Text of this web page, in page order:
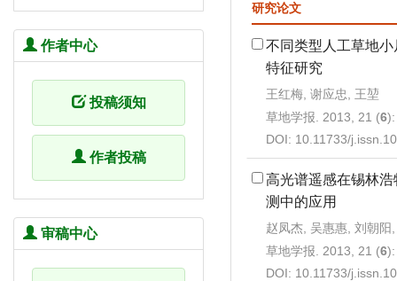
研究论文
不同类型人工草地
特征研究
王红梅, 谢应忠, 王堃
草地学报. 2013, 21 (6
DOI: 10.11733/
高光谱遥感在锡林
测中的应用
赵凤杰, 吴惠惠, 刘朝
草地学报. 2013, 21 (6
DOI: 10.11733/
作者中心
投稿须知
作者投稿
审稿中心